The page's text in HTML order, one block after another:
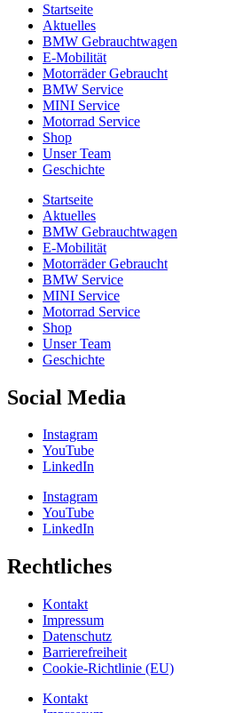
Startseite
Aktuelles
BMW Gebrauchtwagen
E-Mobilität
Motorräder Gebraucht
BMW Service
MINI Service
Motorrad Service
Shop
Unser Team
Geschichte
Startseite
Aktuelles
BMW Gebrauchtwagen
E-Mobilität
Motorräder Gebraucht
BMW Service
MINI Service
Motorrad Service
Shop
Unser Team
Geschichte
Social Media
Instagram
YouTube
LinkedIn
Instagram
YouTube
LinkedIn
Rechtliches
Kontakt
Impressum
Datenschutz
Barrierefreiheit
Cookie-Richtlinie (EU)
Kontakt